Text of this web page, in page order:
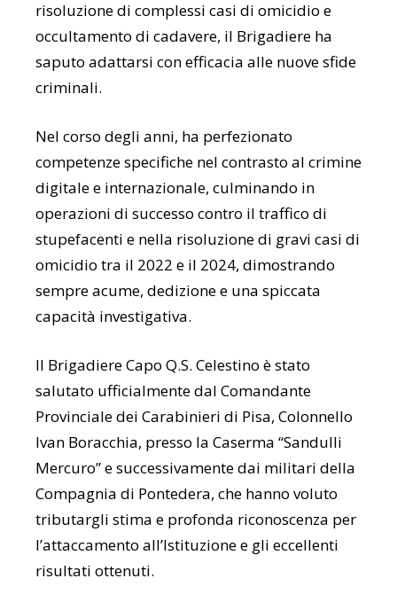
risoluzione di complessi casi di omicidio e
occultamento di cadavere, il Brigadiere ha
saputo adattarsi con efficacia alle nuove sfide
criminali.
Nel corso degli anni, ha perfezionato
competenze specifiche nel contrasto al crimine
digitale e internazionale, culminando in
operazioni di successo contro il traffico di
stupefacenti e nella risoluzione di gravi casi di
omicidio tra il 2022 e il 2024, dimostrando
sempre acume, dedizione e una spiccata
capacità investigativa.
Il Brigadiere Capo Q.S. Celestino è stato
salutato ufficialmente dal Comandante
Provinciale dei Carabinieri di Pisa, Colonnello
Ivan Boracchia, presso la Caserma “Sandulli
Mercuro” e successivamente dai militari della
Compagnia di Pontedera, che hanno voluto
tributargli stima e profonda riconoscenza per
l’attaccamento all’Istituzione e gli eccellenti
risultati ottenuti.